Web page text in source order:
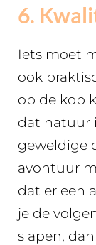
6.
Iets moet
ook
op de kop
dat
geweldige
avontuur
dat er een
je de
slapen,